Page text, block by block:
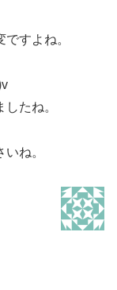
すよね。
たね。
ね。